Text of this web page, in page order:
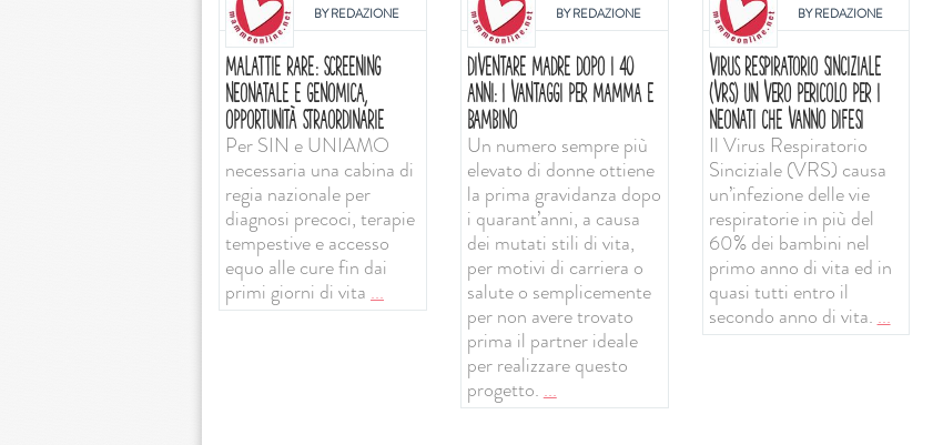
BYREDAZIONE
MALATTIE RARE: SCREENING
NEONATALE E GENOMICA,
OPPORTUNITÀ STRAORDINARIE
Per SIN e UNIAMO
necessaria una cabina di
regia nazionale per
diagnosi precoci, terapie
tempestive e accesso
equo alle cure fin dai
primi giorni di vita ...
BYREDAZIONE
DIVENTARE MADRE DOPO I 40
ANNI: I VANTAGGI PER MAMMA E
BAMBINO
Un numero sempre più
elevato di donne ottiene
la prima gravidanza dopo
i quarant’anni, a causa
dei mutati stili di vita,
per motivi di carriera o
salute o semplicemente
per non avere trovato
prima il partner ideale
per realizzare questo
progetto. ...
BYREDAZIONE
VIRUS RESPIRATORIO SINCIZIALE
(VRS) UN VERO PERICOLO PER I
NEONATI CHE VANNO DIFESI
Il Virus Respiratorio
Sinciziale (VRS) causa
un’infezione delle vie
respiratorie in più del
60% dei bambini nel
primo anno di vita ed in
quasi tutti entro il
secondo anno di vita. ...